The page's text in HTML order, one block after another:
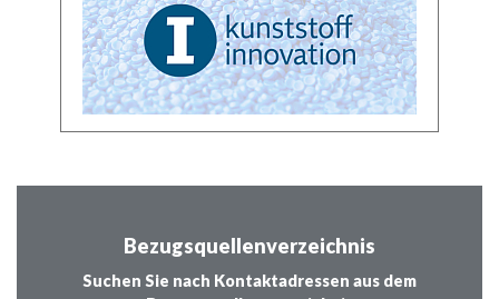
Bezugsquellenverzeichnis
Suchen Sie nach Kontaktadressen aus dem